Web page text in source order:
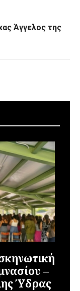
Άγγελος της
–
Ύδρας